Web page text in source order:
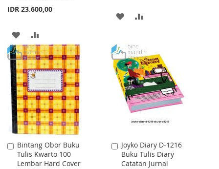
IDR 23.600,00
ADD
TO
WISH
LIST
TO
COMPARE
ADD
WISH
LIST
COMPARE
Bintang Obor Buku
Tulis Kwarto 100
Lembar Hard Cover
Add
to
Cart
Joyko Diary D-1216
Buku Tulis Diary
Catatan Jurnal
Add
to
Cart